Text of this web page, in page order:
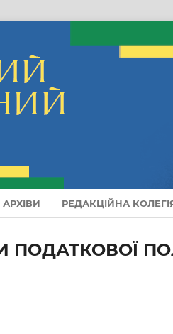
АРХІВИ РЕДАКЦІЙНА
ПОДАТКОВОЇ